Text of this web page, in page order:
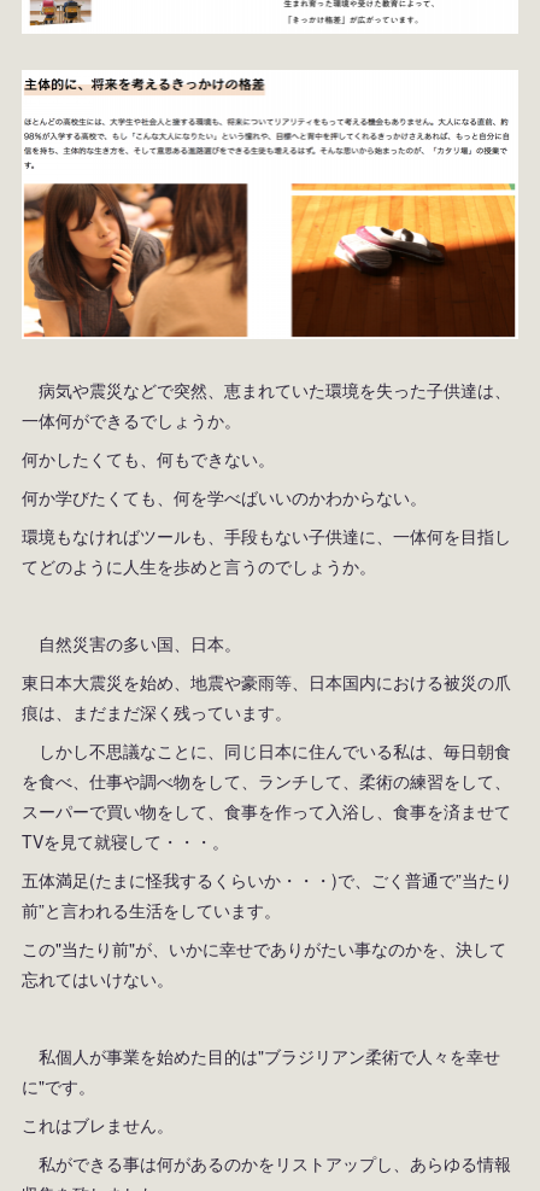
病気や震災などで突然、恵まれていた環境を失った子供達は、
一体何ができるでしょうか。
何かしたくても、何もできない。
何か学びたくても、何を学べばいいのかわからない。
環境もなければツールも、手段もない子供達に、一体何を目指し
てどのように人生を歩めと言うのでしょうか。
自然災害の多い国、日本。
東日本大震災を始め、地震や豪雨等、日本国内における被災の爪
痕は、まだまだ深く残っています。
しかし不思議なことに、同じ日本に住んでいる私は、毎日朝食
を食べ、仕事や調べ物をして、ランチして、柔術の練習をして、
スーパーで買い物をして、食事を作って入浴し、食事を済ませて
TVを見て就寝して・・・。
五体満足(たまに怪我するくらいか・・・)で、ごく普通で”当たり
前”と言われる生活をしています。
この"当たり前"が、いかに幸せでありがたい事なのかを、決して
忘れてはいけない。
私個人が事業を始めた目的は"ブラジリアン柔術で人々を幸せ
に"です。
これはブレません。
私ができる事は何があるのかをリストアップし、あらゆる情報